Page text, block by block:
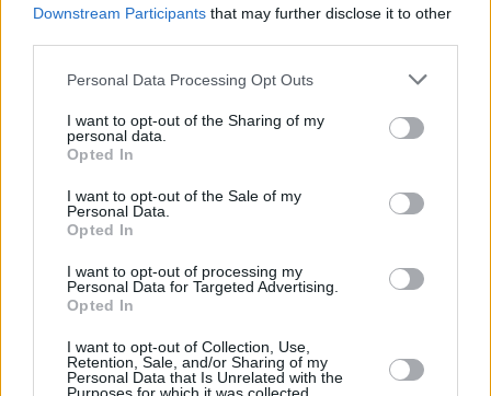
Downstream Participants that may further disclose it to other
Personal Data Processing Opt Outs
I want to opt-out of the Sharing of my
personal data.
Opted In
I want to opt-out of the Sale of my
Personal Data.
Opted In
I want to opt-out of processing my
Personal Data for Targeted Advertising.
Opted In
I want to opt-out of Collection, Use,
Retention, Sale, and/or Sharing of my
Personal Data that Is Unrelated with the
Ο άτυχος εργάτης έφερε βαριά χτυπήματα
στο αριστερό μέρος του κεφαλιού του και
μεταφέρθηκε εσπευσμένα με ασθενοφόρο
στο Νοσοκομείο Μεσολογγίου. Παρά τις
προσπάθειες των γιατρών, λίγη ώρα
τραύματά του.